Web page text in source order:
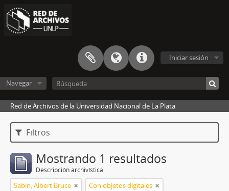
Iniciar sesión
Navegar
Red de Archivos de la Universidad Nacional de La Plata
Filtros
Mostrando 1 resultados
Descripción archivística
Sabin, Albert Bruce Con objetos digitales